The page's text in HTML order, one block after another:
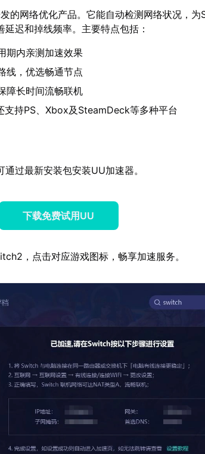
的网络优化产品。它能自动检测网络状况，
迟和掉线频率。主要特点包括：
期内亲测加速效果
线，优选畅通节点
障长时间流畅联机
支持PS、Xbox及SteamDeck等多种平台
过最新安装包安装UU加速器。
下载免费试用UU
，点击对应游戏图标，畅享加速服务。